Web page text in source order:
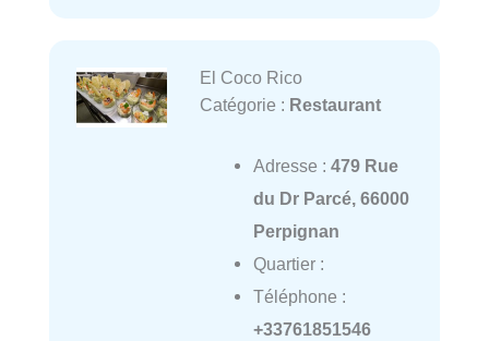
El Coco Rico
Catégorie : Restaurant
Adresse : 479 Rue
du Dr Parcé, 66000
Perpignan
Quartier :
Téléphone :
+33761851546